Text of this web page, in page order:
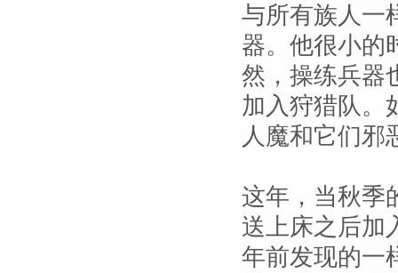
与所有族人一
器。他很小的
然，操练兵器
加入狩猎队。
人魔和它们邪
这年，当秋季
送上床之后加
年前发现的一